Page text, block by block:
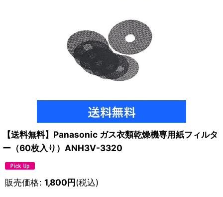
【送料無料】Panasonic ガス衣類乾燥機専用紙フィルタ
ー（60枚入り）ANH3V-3320
販売価格: 1,800円(税込)